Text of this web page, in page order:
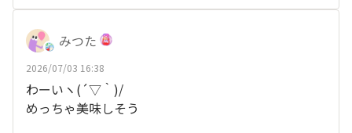
みつた
2026/07/03 16:38
わーいヽ(´▽｀)/
めっちゃ美味しそう